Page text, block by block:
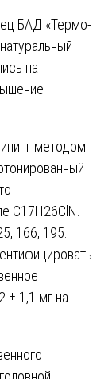
БАД «Термо-
на
методом
C17H26ClN.
166, 195.
± 1,1 мг на